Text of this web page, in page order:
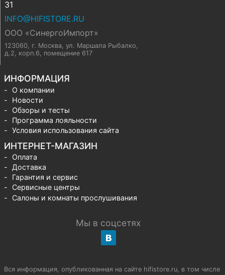
31
INFO@HIFISTORE.RU
ООО «СинергоИмпорт»
123060, г. Москва, ул. Маршала Рыбалко,
д.2, корп.6, помещение 617
ИНФОРМАЦИЯ
О компании
Новости
Обзоры и тесты
Программа лояльности
Условия использования сайта
ИНТЕРНЕТ-МАГАЗИН
Оплата
Доставка
Гарантия и сервис
Сервисные центры
Салоны и комнаты прослушивания
Мы в соцсетях
Вся информация, опубликованная на сайте hifistore.ru, в том числе